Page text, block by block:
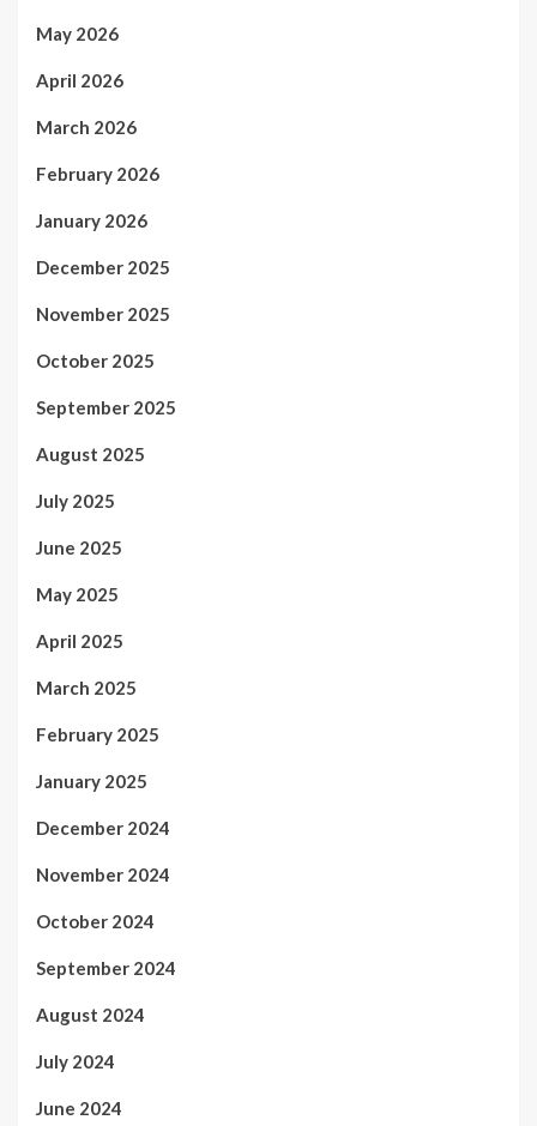
May 2026
April 2026
March 2026
February 2026
January 2026
December 2025
November 2025
October 2025
September 2025
August 2025
July 2025
June 2025
May 2025
April 2025
March 2025
February 2025
January 2025
December 2024
November 2024
October 2024
September 2024
August 2024
July 2024
June 2024